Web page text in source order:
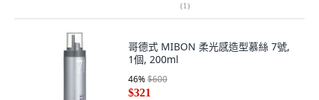
(1)
哥德式 MIBON 柔光感造型慕絲 7號,
1個, 200ml
46%$600
$321